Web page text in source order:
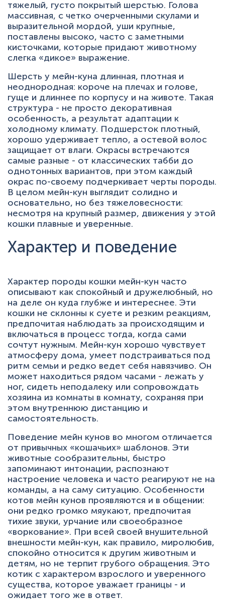
тяжелый, густо покрытый шерстью. Голова
массивная, с четко очерченными скулами и
выразительной мордой, уши крупные,
поставлены высоко, часто с заметными
кисточками, которые придают животному
слегка «дикое» выражение.
Шерсть у мейн-куна длинная, плотная и
неоднородная: короче на плечах и голове,
гуще и длиннее по корпусу и на животе. Такая
структура - не просто декоративная
особенность, а результат адаптации к
холодному климату. Подшерсток плотный,
хорошо удерживает тепло, а остевой волос
защищает от влаги. Окрасы встречаются
самые разные - от классических табби до
однотонных вариантов, при этом каждый
окрас по-своему подчеркивает черты породы.
В целом мейн-кун выглядит солидно и
основательно, но без тяжеловесности:
несмотря на крупный размер, движения у этой
кошки плавные и уверенные.
Характер и поведение
Характер породы кошки мейн-кун часто
описывают как спокойный и дружелюбный, но
на деле он куда глубже и интереснее. Эти
кошки не склонны к суете и резким реакциям,
предпочитая наблюдать за происходящим и
включаться в процесс тогда, когда сами
сочтут нужным. Мейн-кун хорошо чувствует
атмосферу дома, умеет подстраиваться под
ритм семьи и редко ведет себя навязчиво. Он
может находиться рядом часами - лежать у
ног, сидеть неподалеку или сопровождать
хозяина из комнаты в комнату, сохраняя при
этом внутреннюю дистанцию и
самостоятельность.
Поведение мейн кунов во многом отличается
от привычных «кошачьих» шаблонов. Эти
животные сообразительны, быстро
запоминают интонации, распознают
настроение человека и часто реагируют не на
команды, а на саму ситуацию. Особенности
котов мейн кунов проявляются и в общении:
они редко громко мяукают, предпочитая
тихие звуки, урчание или своеобразное
«воркование». При всей своей внушительной
внешности мейн-кун, как правило, миролюбив,
спокойно относится к другим животным и
детям, но не терпит грубого обращения. Это
котик с характером взрослого и уверенного
существа, которое уважает границы - и
ожидает того же в ответ.